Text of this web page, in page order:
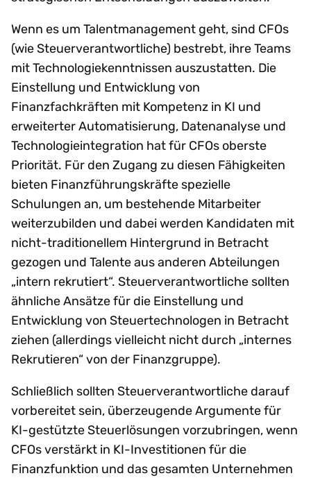
Wenn es um Talentmanagement geht, sind CFOs
(wie Steuerverantwortliche) bestrebt, ihre Teams
mit Technologiekenntnissen auszustatten. Die
Einstellung und Entwicklung von
Finanzfachkräften mit Kompetenz in KI und
erweiterter Automatisierung, Datenanalyse und
Technologieintegration hat für CFOs oberste
Priorität. Für den Zugang zu diesen Fähigkeiten
bieten Finanzführungskräfte spezielle
Schulungen an, um bestehende Mitarbeiter
weiterzubilden und dabei werden Kandidaten mit
nicht-traditionellem Hintergrund in Betracht
gezogen und Talente aus anderen Abteilungen
„intern rekrutiert“. Steuerverantwortliche sollten
ähnliche Ansätze für die Einstellung und
Entwicklung von Steuertechnologen in Betracht
ziehen (allerdings vielleicht nicht durch „internes
Rekrutieren“ von der Finanzgruppe).
Schließlich sollten Steuerverantwortliche darauf
vorbereitet sein, überzeugende Argumente für
KI-gestützte Steuerlösungen vorzubringen, wenn
CFOs verstärkt in KI-Investitionen für die
Finanzfunktion und das gesamten Unternehmen